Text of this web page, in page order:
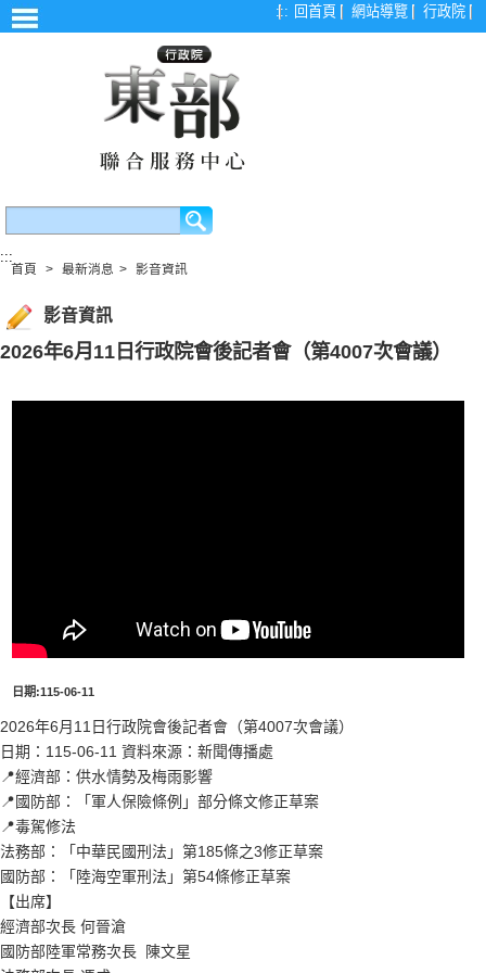
::: 回首頁 網站導覽 行政院
:::
首頁 > 最新消息 > 影音資訊
影音資訊
2026年6月11日行政院會後記者會（第4007次會議）
日期:115-06-11
2026年6月11日行政院會後記者會（第4007次會議）
日期：115-06-11 資料來源：新聞傳播處
📍經濟部：供水情勢及梅雨影響
📍國防部：「軍人保險條例」部分條文修正草案
📍毒駕修法
法務部：「中華民國刑法」第185條之3修正草案
國防部：「陸海空軍刑法」第54條修正草案
【出席】
經濟部次長 何晉滄
國防部陸軍常務次長 陳文星